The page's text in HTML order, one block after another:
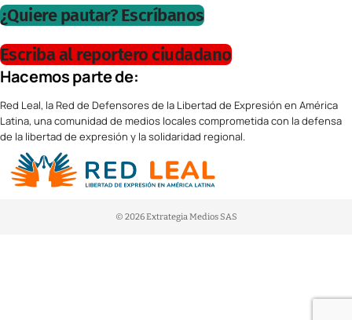
¿Quiere pautar? Escríbanos
Escriba al reportero ciudadano
Hacemos parte de:
Red Leal, la Red de Defensores de la Libertad de Expresión en América
Latina, una comunidad de medios locales comprometida con la defensa
de la libertad de expresión y la solidaridad regional.
© 2026 Extrategia Medios SAS